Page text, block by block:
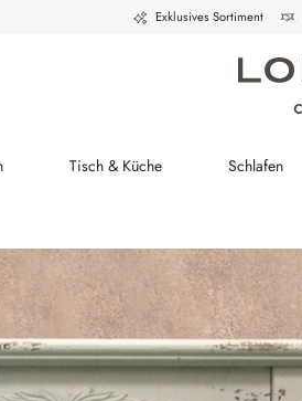
Exklusives Sortiment
Tisch & Küche Schlafen